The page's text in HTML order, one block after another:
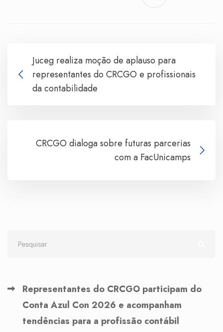
Juceg realiza moção de aplauso para
representantes do CRCGO e profissionais
da contabilidade
CRCGO dialoga sobre futuras parcerias
com a FacUnicamps
Representantes do CRCGO participam do
Conta Azul Con 2026 e acompanham
tendências para a profissão contábil